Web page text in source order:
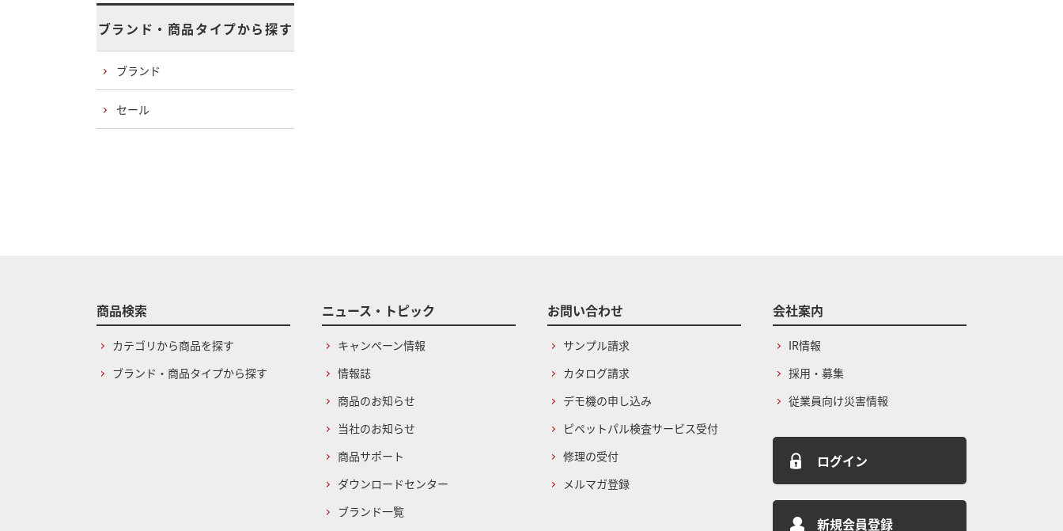
ブランド・商品タイプから探す
ブランド
セール
商品検索
カテゴリから商品を探す
ブランド・商品タイプから探す
ニュース・トピック
キャンペーン情報
情報誌
商品のお知らせ
当社のお知らせ
商品サポート
ダウンロードセンター
ブランド一覧
お問い合わせ
サンプル請求
カタログ請求
デモ機の申し込み
ピペットパル検査サービス受付
修理の受付
メルマガ登録
会社案内
IR情報
採用・募集
従業員向け災害情報
ログイン
新規会員登録